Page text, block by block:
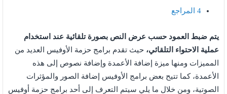
4 المراجع
يتم ضبط العمود حسب عرض النص بصورة تلقائية عند استخدام
عملية الاحتواء التلقائي، حيث تقدم برامج حزمة الأوفيس العديد من
المميزات ومنها ميزة إضافة الأعمدة وإضافة نصوص إلى هذه
الأعمدة، كما تتيح بعض برامج الأوفيس إضافة الصور والمؤثرات
الصوتية، ومن خلال ما يلي سيتم التعرف إلى أحد برامج حزمة أوفيس